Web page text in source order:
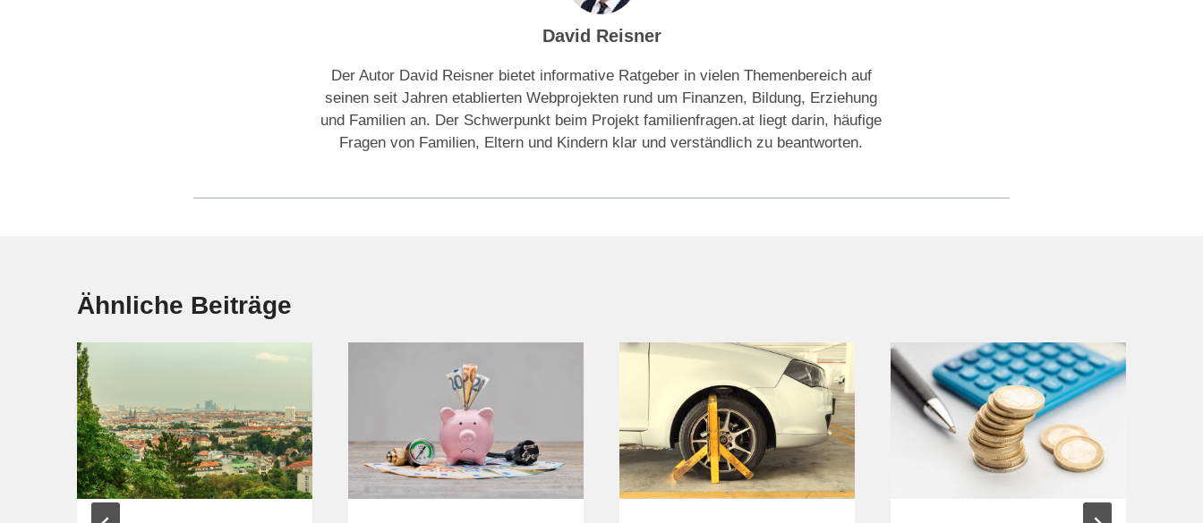
David Reisner
Der Autor David Reisner bietet informative Ratgeber in vielen Themenbereich auf
seinen seit Jahren etablierten Webprojekten rund um Finanzen, Bildung, Erziehung
und Familien an. Der Schwerpunkt beim Projekt familienfragen.at liegt darin, häufige
Fragen von Familien, Eltern und Kindern klar und verständlich zu beantworten.
Ähnliche Beiträge